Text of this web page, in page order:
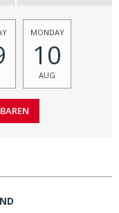
MONDAY
10
AUG